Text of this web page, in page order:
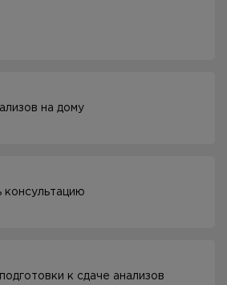
на дому
консультацию
к сдаче анализов